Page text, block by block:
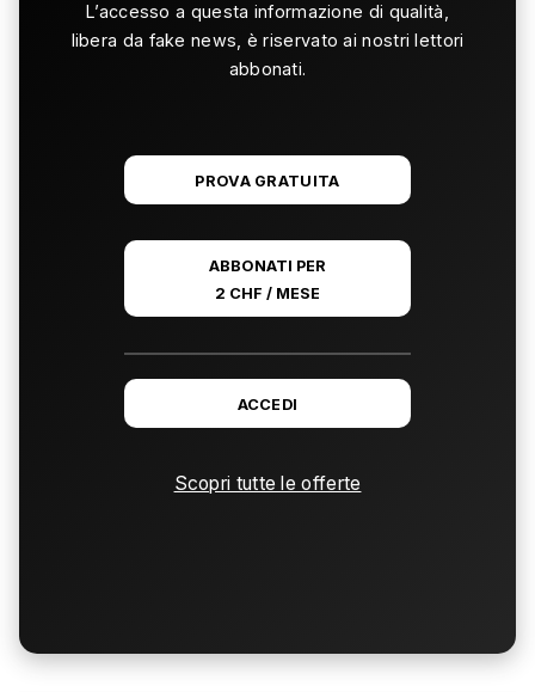
L’accesso a questa informazione di qualità,
libera da fake news, è riservato ai nostri lettori
abbonati.
PROVA GRATUITA
ABBONATI PER
2 CHF / MESE
ACCEDI
Scopri tutte le offerte